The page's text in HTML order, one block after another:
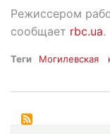
Режиссером
сообщает rbc.ua.
Теги Могилевская